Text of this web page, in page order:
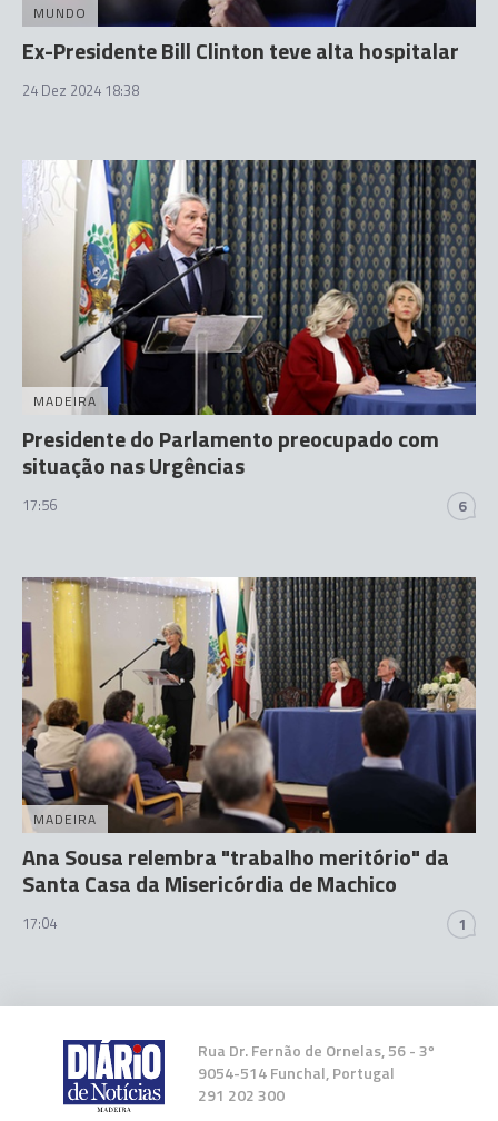
MUNDO
Ex-Presidente Bill Clinton teve alta hospitalar
24 Dez 2024 18:38
MADEIRA
Presidente do Parlamento preocupado com
situação nas Urgências
17:56 6
MADEIRA
Ana Sousa relembra "trabalho meritório" da
Santa Casa da Misericórdia de Machico
17:04 1
Rua Dr. Fernão de Ornelas, 56 - 3º
9054-514 Funchal, Portugal
291 202 300